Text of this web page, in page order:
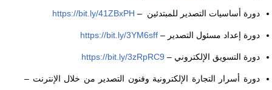
دورة أساسيات التصدير للمبتدئين –
دورة إعداد مسئول التصدير –
دورة التسويق الإلكتروني –
دورة أسرار التجارة الإلكترونية وفنون التصدير من خلال الإنترنت –